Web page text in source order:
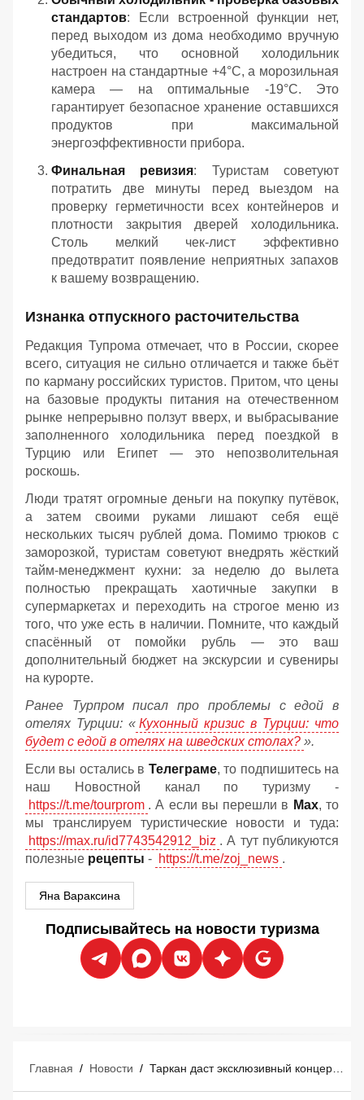
стандартов: Если встроенной функции нет,
перед выходом из дома необходимо вручную
убедиться, что основной холодильник
настроен на стандартные +4°C, а морозильная
камера — на оптимальные -19°C. Это
гарантирует безопасное хранение оставшихся
продуктов при максимальной
энергоэффективности прибора.
Финальная ревизия: Туристам советуют
потратить две минуты перед выездом на
проверку герметичности всех контейнеров и
плотности закрытия дверей холодильника.
Столь мелкий чек-лист эффективно
предотвратит появление неприятных запахов
к вашему возвращению.
Изнанка отпускного расточительства
Редакция Тупрома отмечает, что в России, скорее
всего, ситуация не сильно отличается и также бьёт
по карману российских туристов. Притом, что цены
на базовые продукты питания на отечественном
рынке непрерывно ползут вверх, и выбрасывание
заполненного холодильника перед поездкой в
Турцию или Египет — это непозволительная
роскошь.
Люди тратят огромные деньги на покупку путёвок,
а затем своими руками лишают себя ещё
нескольких тысяч рублей дома. Помимо трюков с
заморозкой, туристам советуют внедрять жёсткий
тайм-менеджмент кухни: за неделю до вылета
полностью прекращать хаотичные закупки в
супермаркетах и переходить на строгое меню из
того, что уже есть в наличии. Помните, что каждый
спасённый от помойки рубль — это ваш
дополнительный бюджет на экскурсии и сувениры
на курорте.
Ранее Турпром писал про проблемы с едой в
отелях Турции: « Кухонный кризис в Турции: что
будет с едой в отелях на шведских столах? ».
Если вы остались в Телеграме, то подпишитесь на
наш Новостной канал по туризму -
https://t.me/tourprom . А если вы перешли в Мах, то
мы транслируем туристические новости и туда:
https://max.ru/id7743542912_biz . А тут публикуются
полезные рецепты - https://t.me/zoj_news .
Яна Вараксина
Подписывайтесь на новости туризма
Главная / Новости /